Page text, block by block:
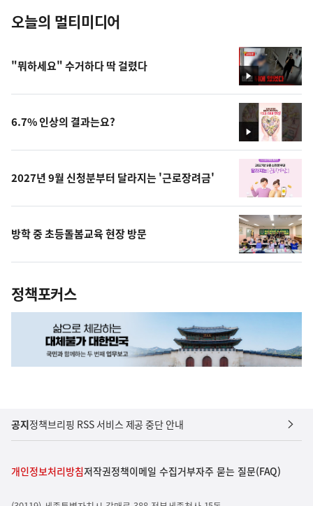
오늘의 멀티미디어
영
상
"뭐하세요" 수거하다 딱 걸렸다
영
상
6.7% 인상의 결과는요?
2027년 9월 신청분부터 달라지는 '근로장려금'
방학 중 초등돌봄교육 현장 방문
정책포커스
공지정책브리핑 RSS 서비스 제공 중단 안내
개인정보처리방침저작권정책이메일 수집거부자주 묻는 질문(FAQ)